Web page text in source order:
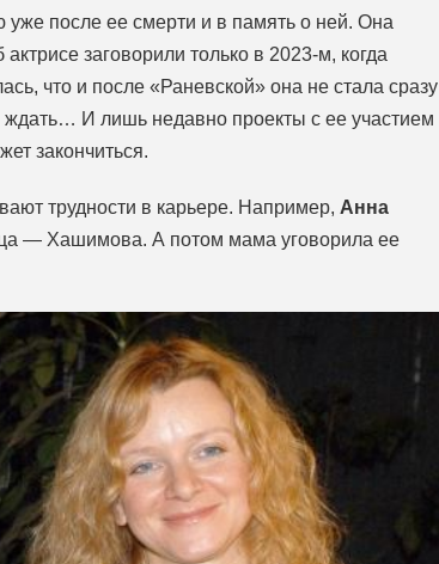
после ее смерти и в память о ней. Она
заговорили только в 2023-м, когда
что и после «Раневской» она не стала сразу
И лишь недавно проекты с ее участием
закончиться.
трудности в карьере. Например, Анна
— Хашимова. А потом мама уговорила ее